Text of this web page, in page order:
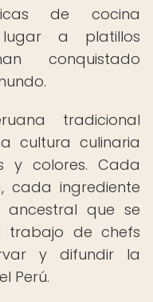
de cocina
a platillos
conquistado
tradicional
cultura culinaria
y colores. Cada
cada ingrediente
ancestral que se
trabajo de chefs
y difundir la
Perú.